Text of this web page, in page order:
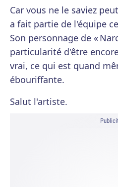
Car vous ne le saviez
a fait partie de l'équipe
Son personnage de «
particularité d'être
vrai, ce qui est quand
ébouriffante.
Salut l'artiste.